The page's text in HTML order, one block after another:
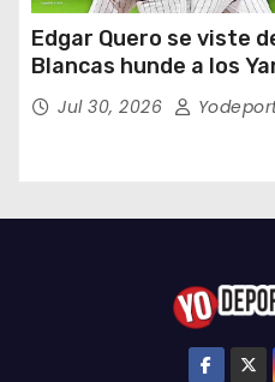
Edgar Quero se viste
Blancas hunde a los
en doce entradas
Jul 30, 2026